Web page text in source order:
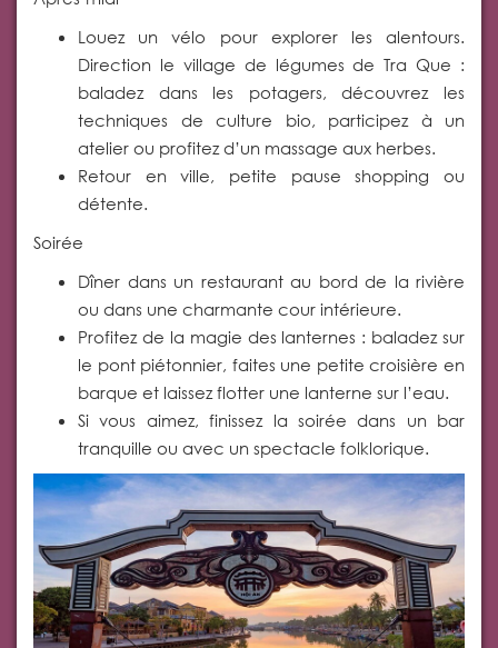
Louez un vélo pour explorer les alentours.
Direction le village de légumes de Tra Que :
baladez dans les potagers, découvrez les
techniques de culture bio, participez à un
atelier ou profitez d’un massage aux herbes.
Retour en ville, petite pause shopping ou
détente.
Soirée
Dîner dans un restaurant au bord de la rivière
ou dans une charmante cour intérieure.
Profitez de la magie des lanternes : baladez sur
le pont piétonnier, faites une petite croisière en
barque et laissez flotter une lanterne sur l’eau.
Si vous aimez, finissez la soirée dans un bar
tranquille ou avec un spectacle folklorique.